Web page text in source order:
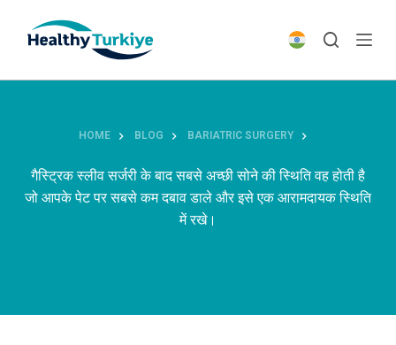
p
n
HOME BLOG BARIATRIC SURGERY
गैस्ट्रिक स्लीव सर्जरी के बाद सबसे अच्छी सोने की स्थिति वह होती है
जो आपके पेट पर सबसे कम दबाव डाले और इसे एक आरामदायक स्थिति
में रखे।